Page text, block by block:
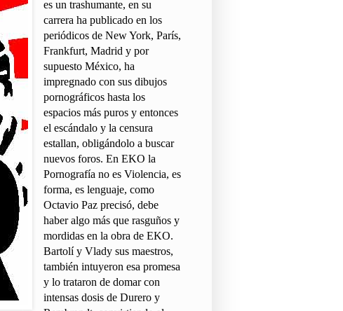
es un trashumante, en su
carrera ha publicado en los
periódicos de New York, París,
Frankfurt, Madrid y por
supuesto México, ha
impregnado con sus dibujos
pornográficos hasta los
espacios más puros y entonces
el escándalo y la censura
estallan, obligándolo a buscar
nuevos foros. En EKO la
Pornografía no es Violencia, es
forma, es lenguaje, como
Octavio Paz precisó, debe
haber algo más que rasguños y
mordidas en la obra de EKO.
Bartolí y Vlady sus maestros,
también intuyeron esa promesa
y lo trataron de domar con
intensas dosis de Durero y